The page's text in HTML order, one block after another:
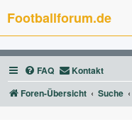
Footballforum.de
FAQ Kontakt
Foren-Übersicht
Suche